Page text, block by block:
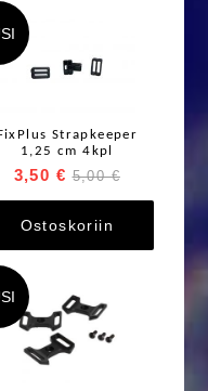
FixPlus Strapkeeper
1,25 cm 4kpl
3,50 € 5,00 €
Ostoskoriin